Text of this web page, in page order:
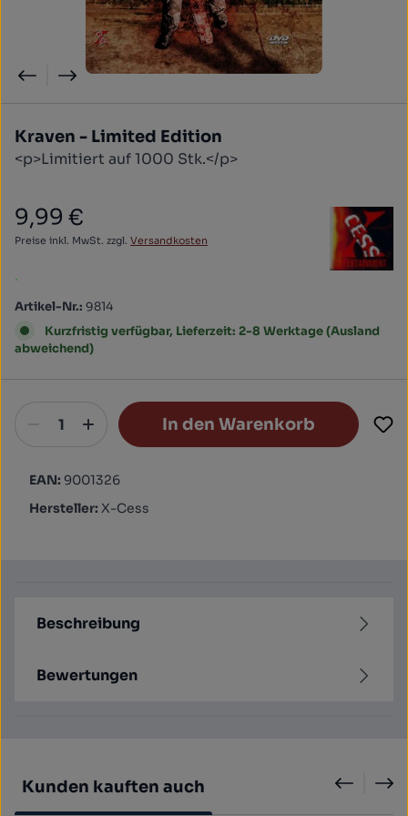
Kraven - Limited Edition
<p>Limitiert auf 1000 Stk.</p>
Regulärer Preis:
9,99 €
Preise inkl. MwSt. zzgl. Versandkosten
.
Artikel-Nr.: 9814
Kurzfristig verfügbar, Lieferzeit: 2-8 Werktage (Ausland
abweichend)
In den Warenkorb
EAN: 9001326
Hersteller: X-Cess
Beschreibung
Bewertungen
Kunden kauften auch